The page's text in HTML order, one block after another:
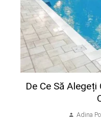
De Ce Să
Adina